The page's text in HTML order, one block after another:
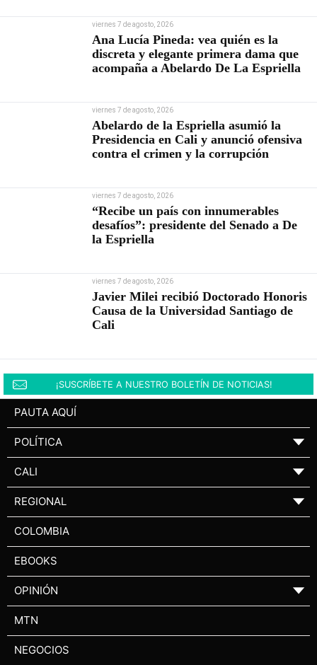
viernes 7 de agosto, 2026
Ana Lucía Pineda: vea quién es la
discreta y elegante primera dama que
acompaña a Abelardo De La Espriella
viernes 7 de agosto, 2026
Abelardo de la Espriella asumió la
Presidencia en Cali y anunció ofensiva
contra el crimen y la corrupción
viernes 7 de agosto, 2026
“Recibe un país con innumerables
desafíos”: presidente del Senado a De
la Espriella
viernes 7 de agosto, 2026
Javier Milei recibió Doctorado Honoris
Causa de la Universidad Santiago de
Cali
¡SUSCRÍBETE A NUESTRO BOLETÍN DE NOTICIAS!
PAUTA AQUÍ
POLÍTICA ▼
CALI ▼
REGIONAL ▼
COLOMBIA
EBOOKS
OPINIÓN ▼
MTN
NEGOCIOS